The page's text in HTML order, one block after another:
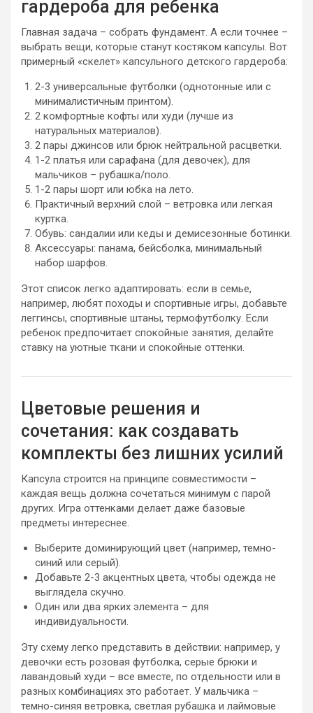
гардероба для ребенка
Главная задача – собрать фундамент. А если точнее –
выбрать вещи, которые станут костяком капсулы. Вот
примерный «скелет» капсульного детского гардероба:
2-3 универсальные футболки (однотонные или с
минималистичным принтом).
2 комфортные кофты или худи (лучше из
натуральных материалов).
2 пары джинсов или брюк нейтральной расцветки.
1-2 платья или сарафана (для девочек), для
мальчиков – рубашка/поло.
1-2 пары шорт или юбка на лето.
Практичный верхний слой – ветровка или легкая
куртка.
Обувь: сандалии или кеды и демисезонные ботинки.
Аксессуары: панама, бейсболка, минимальный
набор шарфов.
Этот список легко адаптировать: если в семье,
например, любят походы и спортивные игры, добавьте
леггинсы, спортивные штаны, термофутболку. Если
ребенок предпочитает спокойные занятия, делайте
ставку на уютные ткани и спокойные оттенки.
Цветовые решения и
сочетания: как создавать
комплекты без лишних усилий
Капсула строится на принципе совместимости –
каждая вещь должна сочетаться минимум с парой
других. Игра оттенками делает даже базовые
предметы интереснее.
Выберите доминирующий цвет (например, темно-
синий или серый).
Добавьте 2-3 акцентных цвета, чтобы одежда не
выглядела скучно.
Один или два ярких элемента – для
индивидуальности.
Эту схему легко представить в действии: например, у
девочки есть розовая футболка, серые брюки и
лавандовый худи – все вместе, по отдельности или в
разных комбинациях это работает. У мальчика –
темно-синяя ветровка, светлая рубашка и лаймовые